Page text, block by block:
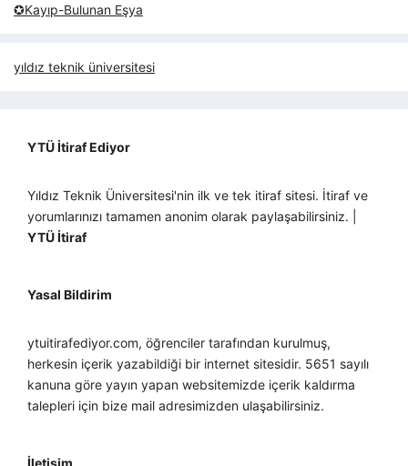
✪Kayıp-Bulunan Eşya
yıldız teknik üniversitesi
YTÜ İtiraf Ediyor
Yıldız Teknik Üniversitesi'nin ilk ve tek itiraf sitesi. İtiraf ve
yorumlarınızı tamamen anonim olarak paylaşabilirsiniz. |
YTÜ İtiraf
Yasal Bildirim
ytuitirafediyor.com, öğrenciler tarafından kurulmuş,
herkesin içerik yazabildiği bir internet sitesidir. 5651 sayılı
kanuna göre yayın yapan websitemizde içerik kaldırma
talepleri için bize mail adresimizden ulaşabilirsiniz.
İletişim